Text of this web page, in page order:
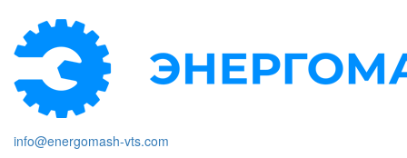
info@energomash-vts.com